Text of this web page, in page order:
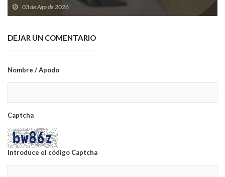
03 de Ago de 2026
DEJAR UN COMENTARIO
Nombre / Apodo
Captcha
Introduce el código Captcha